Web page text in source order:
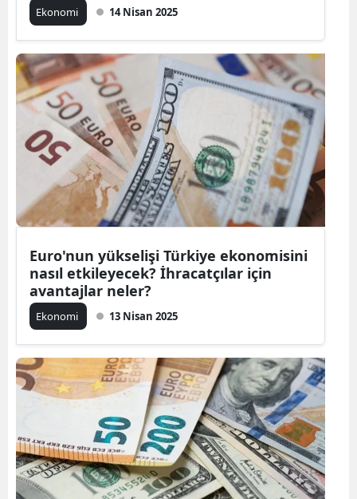
Ekonomi 14 Nisan 2025
Euro'nun yükselişi Türkiye ekonomisini
nasıl etkileyecek? İhracatçılar için
avantajlar neler?
Ekonomi 13 Nisan 2025